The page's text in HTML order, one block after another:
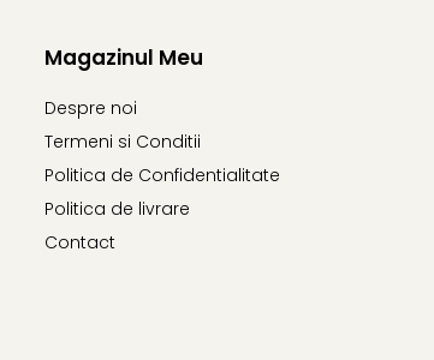
Magazinul Meu
Despre noi
Termeni si Conditii
Politica de Confidentialitate
Politica de livrare
Contact